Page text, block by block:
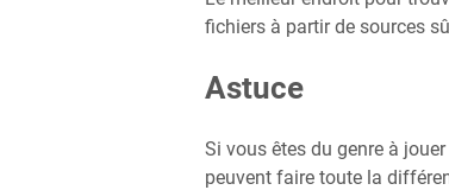
fichiers à partir de sources
Astuce
Si vous êtes du genre à
peuvent faire toute la